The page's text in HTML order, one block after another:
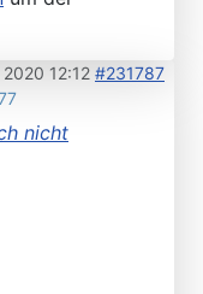
12:12 #231787
nicht